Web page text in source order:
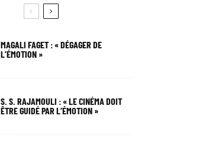
MAGALI FAGET : « DÉGAGER DE
L’ÉMOTION »
S. S. RAJAMOULI : « LE CINÉMA DOIT
ÊTRE GUIDÉ PAR L’ÉMOTION »